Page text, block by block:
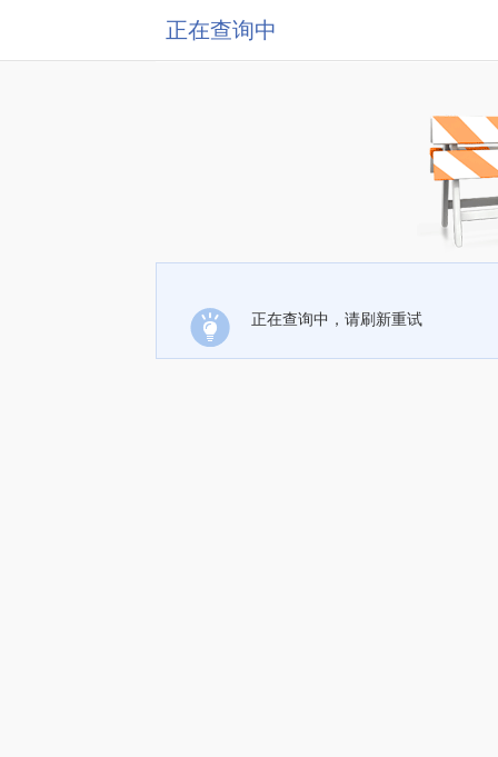
正在查询中
正在查询中，请刷新重试